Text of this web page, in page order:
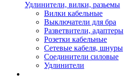
Удлинители, вилки, разьемы
Вилки кабельные
Выключатели для бра
Разветвители, адаптеры
Розетки кабельные
Сетевые кабеля, шнуры
Соединители силовые
Удлинители